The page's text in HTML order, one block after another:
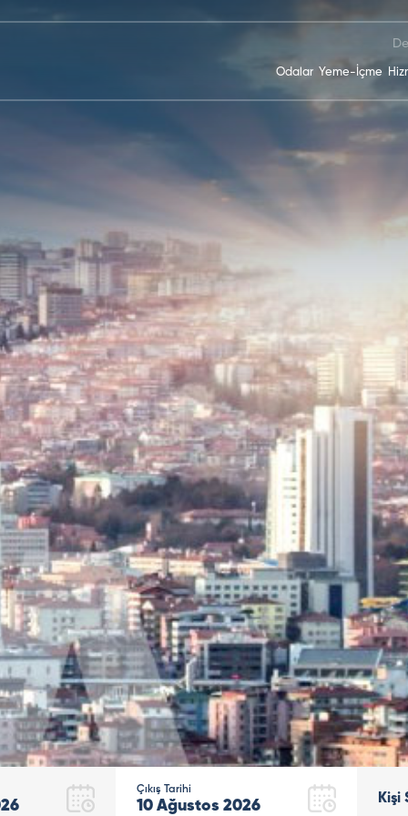
Odalar Yeme-İçme
Çıkış Tarihi
10 Ağustos 2026 Kişi